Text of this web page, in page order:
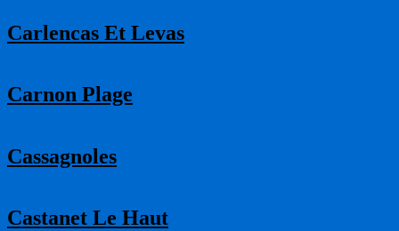
Carlencas Et Levas
Carnon Plage
Cassagnoles
Castanet Le Haut